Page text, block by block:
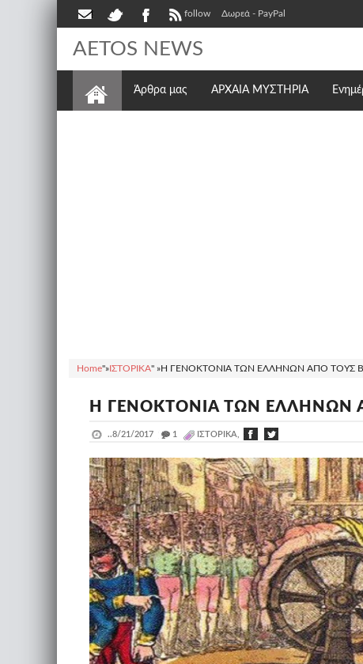
follow Δωρεά - PayPal
AETOS NEWS
Άρθρα μας ΑΡΧΑΙΑ ΜΥΣΤΗΡΙΑ
Home"»ΙΣΤΟΡΙΚΑ" »Η ΓΕΝΟΚΤΟΝΙΑ ΤΩΝ ΕΛΛΗΝΩΝ ΑΠΟ ΤΟΥΣ
Η ΓΕΝΟΚΤΟΝΙΑ ΤΩΝ ΕΛΛΗΝΩΝ
..8/21/2017 _ 1 ΙΣΤΟΡΙΚΑ,